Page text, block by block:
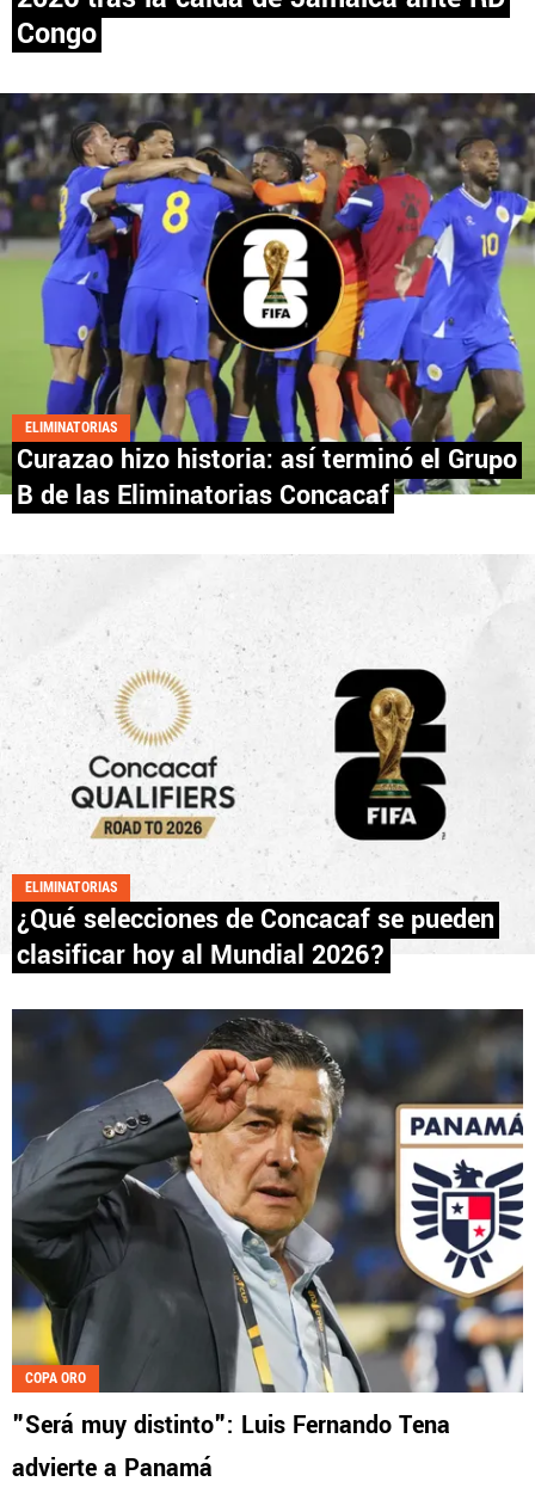
PANAMÁ
NICARAGUA
CONCACAF
FÚTBOL INTERNACIONAL
QUIENES SOMOS | STAFF | CONTACTO
Términos y Condiciones
Políticas de Privacidad
Política Editorial
Ad Choices
una compañía perteneciente a Better Collective.
Congo
ELIMINATORIAS
Curazao hizo historia: así terminó el Grupo
B de las Eliminatorias Concacaf
ELIMINATORIAS
¿Qué selecciones de Concacaf se pueden
clasificar hoy al Mundial 2026?
COPA ORO
"Será muy distinto": Luis Fernando Tena
advierte a Panamá